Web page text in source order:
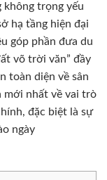
không trọng yếu
hạ tầng hiện đại
góp phần đưa du
võ trời văn” đầy
toàn diện về sân
mới nhất về vai trò
đặc biệt là sự
ngày